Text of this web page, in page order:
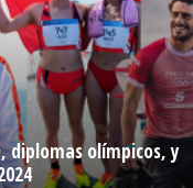
diplomas olímpicos, y